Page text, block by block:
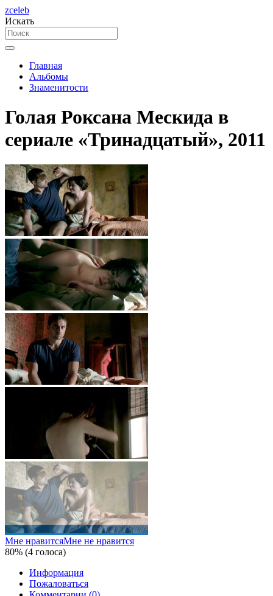
zceleb
Искать
Главная
Альбомы
Знаменитости
Голая Роксана Мескида в
сериале «Тринадцатый», 2011
Мне нравитсяМне не нравится
80% (4 голоса)
Информация
Пожаловаться